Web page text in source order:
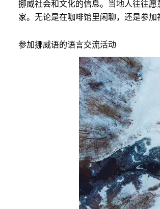
挪威社会和文化的信息。当地人往往
家。无论是在咖啡馆里闲聊，还是参
参加挪威语的语言交流活动